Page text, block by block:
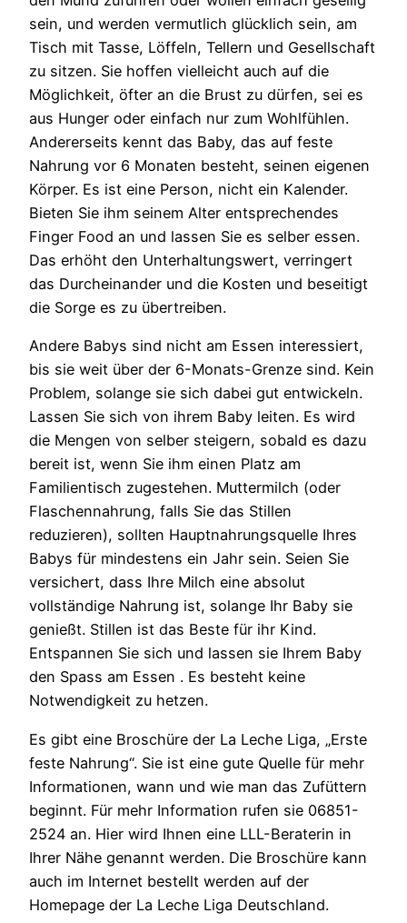
sein, und werden vermutlich glücklich sein, am
Tisch mit Tasse, Löffeln, Tellern und Gesellschaft
zu sitzen. Sie hoffen vielleicht auch auf die
Möglichkeit, öfter an die Brust zu dürfen, sei es
aus Hunger oder einfach nur zum Wohlfühlen.
Andererseits kennt das Baby, das auf feste
Nahrung vor 6 Monaten besteht, seinen eigenen
Körper. Es ist eine Person, nicht ein Kalender.
Bieten Sie ihm seinem Alter entsprechendes
Finger Food an und lassen Sie es selber essen.
Das erhöht den Unterhaltungswert, verringert
das Durcheinander und die Kosten und beseitigt
die Sorge es zu übertreiben.
Andere Babys sind nicht am Essen interessiert,
bis sie weit über der 6-Monats-Grenze sind. Kein
Problem, solange sie sich dabei gut entwickeln.
Lassen Sie sich von ihrem Baby leiten. Es wird
die Mengen von selber steigern, sobald es dazu
bereit ist, wenn Sie ihm einen Platz am
Familientisch zugestehen. Muttermilch (oder
Flaschennahrung, falls Sie das Stillen
reduzieren), sollten Hauptnahrungsquelle Ihres
Babys für mindestens ein Jahr sein. Seien Sie
versichert, dass Ihre Milch eine absolut
vollständige Nahrung ist, solange Ihr Baby sie
genießt. Stillen ist das Beste für ihr Kind.
Entspannen Sie sich und lassen sie Ihrem Baby
den Spass am Essen . Es besteht keine
Notwendigkeit zu hetzen.
Es gibt eine Broschüre der La Leche Liga, „Erste
feste Nahrung“. Sie ist eine gute Quelle für mehr
Informationen, wann und wie man das Zufüttern
beginnt. Für mehr Information rufen sie 06851-
2524 an. Hier wird Ihnen eine LLL-Beraterin in
Ihrer Nähe genannt werden. Die Broschüre kann
auch im Internet bestellt werden auf der
Homepage der La Leche Liga Deutschland.